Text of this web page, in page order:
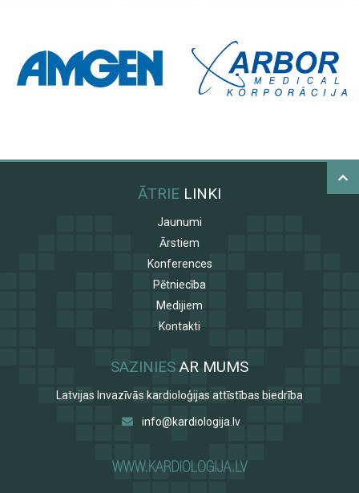
ĀTRIE LINKI
Jaunumi
Ārstiem
Konferences
Pētniecība
Medijiem
Kontakti
SAZINIES AR MUMS
Latvijas Invazīvās kardioloģijas attīstības biedrība
info@kardiologija.lv